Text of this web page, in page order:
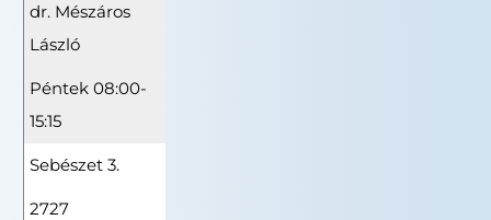
dr. Mészáros
László
Péntek 08:00-
15:15
Sebészet 3.
2727